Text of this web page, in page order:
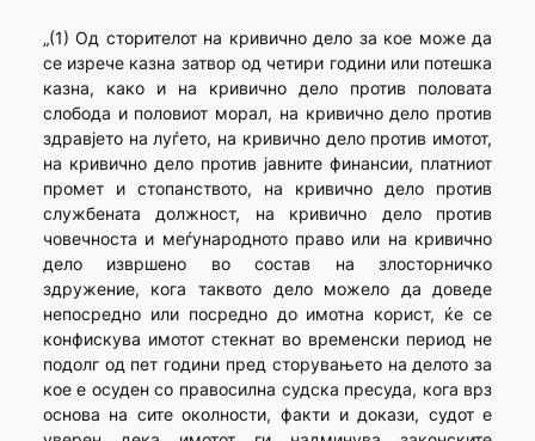
„(1) Од сторителот на кривично дело за кое може да
се изрече казна затвор од четири години или потешка
казна, како и на кривично дело против половата
слобода и половиот морал, на кривично дело против
здравјето на луѓето, на кривично дело против имотот,
на кривично дело против јавните финансии, платниот
промет и стопанството, на кривично дело против
службената должност, на кривично дело против
човечноста и меѓународното право или на кривично
дело извршено во состав на злосторничко
здружение, кога таквото дело можело да доведе
непосредно или посредно до имотна корист, ќе се
конфискува имотот стекнат во временски период не
подолг од пет години пред сторувањето на делото за
кое е осуден со правосилна судска пресуда, кога врз
основа на сите околности, факти и докази, судот е